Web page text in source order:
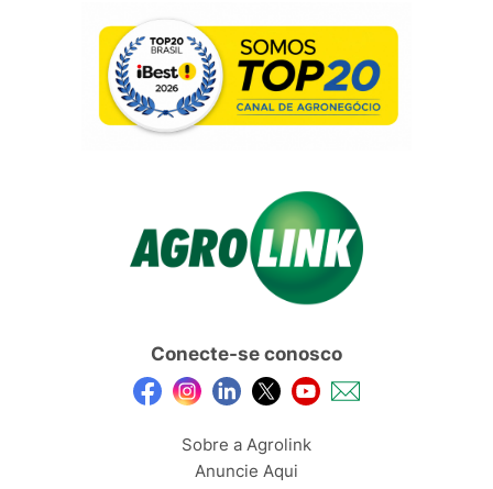
Conecte-se conosco
Sobre a Agrolink
Anuncie Aqui